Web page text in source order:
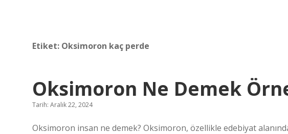
Etiket: Oksimoron kaç perde
Oksimoron Ne Demek
Tarih: Aralık 22, 2024
Oksimoron insan ne demek? Oksimoron, özellikle edebiyat